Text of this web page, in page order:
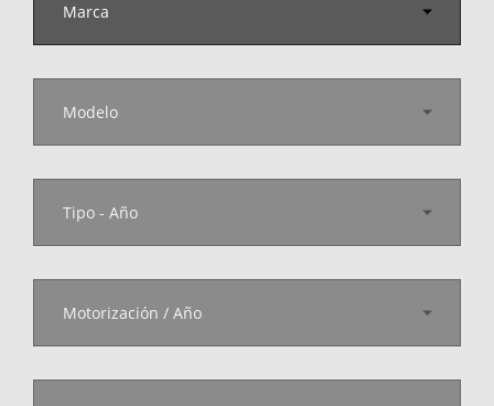
Marca
Modelo
Tipo - Año
Motorización / Año